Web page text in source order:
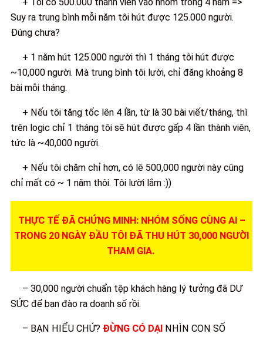
Suy ra trung bình mỗi năm tôi hút được 125.000 người.
Đúng chưa?
+ 1 năm hút 125.000 người thì 1 tháng tôi hút được
~10,000 người. Mà trung bình tôi lười, chỉ đăng khoảng 8
bài mỗi tháng.
+ Nếu tôi tăng tốc lên 4 lần, từ là 30 bài viết/tháng, thì
trên logic chỉ 1 tháng tôi sẽ hút được gấp 4 lần thành viên,
tức là ~40,000 người.
+ Nếu tôi chăm chỉ hơn, có lẽ 500,000 người này cũng
chỉ mất có ~ 1 năm thôi. Tôi lười lắm :))
THỰC TẾ ĐÃ CHỨNG MINH: NHÓM SỐNG CÙNG AI –
TRONG 20 NGÀY ĐẦU TÔI ĐÃ THU HÚT 30,000 NGƯỜI
THAM GIA.
– 30,000 người chuẩn tệp khách hàng lý tưởng đã DƯ
SỨC để bạn đào ra doanh số rồi.
– BẠN HIỂU CHỨ? ĐỪNG CÓ DẠI NHÌN CON SỐ